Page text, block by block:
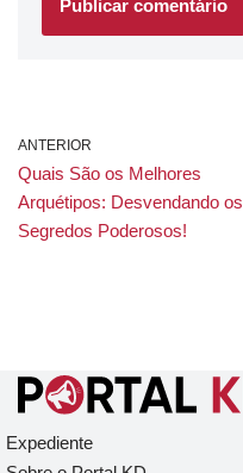
ANTERIOR
Quais São os Melhores
Arquétipos: Desvendando os
Segredos Poderosos!
Expediente